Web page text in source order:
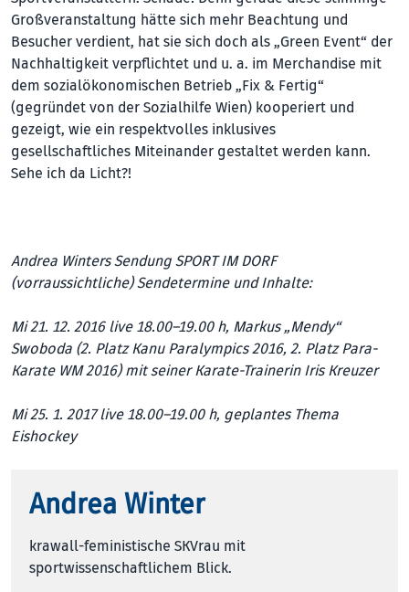
Großveranstaltung hätte sich mehr Beachtung und
Besucher verdient, hat sie sich doch als „Green Event“ der
Nachhaltigkeit verpflichtet und u. a. im Merchandise mit
dem sozialökonomischen Betrieb „Fix & Fertig“
(gegründet von der Sozialhilfe Wien) kooperiert und
gezeigt, wie ein respektvolles inklusives
gesellschaftliches Miteinander gestaltet werden kann.
Sehe ich da Licht?!
Andrea Winters Sendung SPORT IM DORF
(vorraussichtliche) Sendetermine und Inhalte:
Mi 21. 12. 2016 live 18.00–19.00 h, Markus „Mendy“
Swoboda (2. Platz Kanu Paralympics 2016, 2. Platz Para-
Karate WM 2016) mit seiner Karate-Trainerin Iris Kreuzer
Mi 25. 1. 2017 live 18.00–19.00 h, geplantes Thema
Eishockey
Andrea Winter
krawall-feministische SKVrau mit
sportwissenschaftlichem Blick.